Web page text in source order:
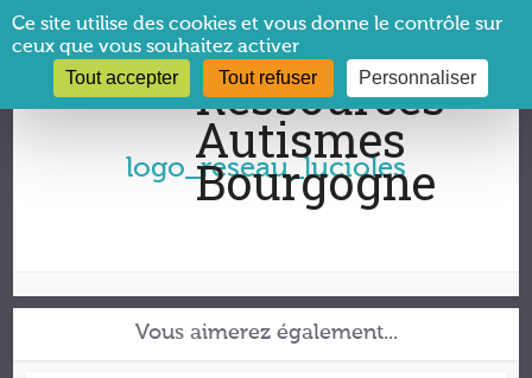
Vous êtes ici :CRA Bourgogne→logo_reseau_lucioles
logo_reseau_lucioles
Vous aimerez également...
Panneau de gestion des cookies
Ce site utilise des cookies et vous donne le contrôle sur
ceux que vous souhaitez activer
Tout accepter Tout refuser Personnaliser